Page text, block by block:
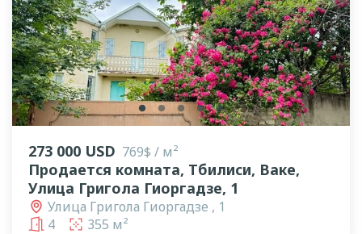
lens lens lens lens lens
273 000 USD 769$ / м²
Продается комната, Тбилиси, Ваке,
Улица Григола Гиоргадзе, 1
Улица Григола Гиоргадзе , 1
4
355 м²